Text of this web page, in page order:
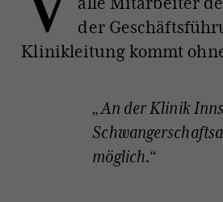
der
Klinikleitung kommt
„An der Klinik
möglich.“